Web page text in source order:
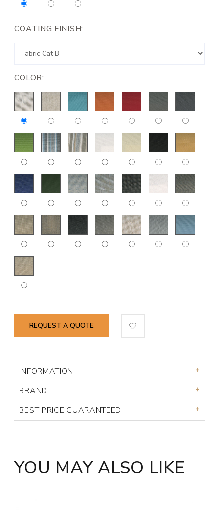
COATING FINISH:
COLOR:
REQUEST A QUOTE
INFORMATION
BRAND
BEST PRICE GUARANTEED
YOU MAY ALSO LIKE